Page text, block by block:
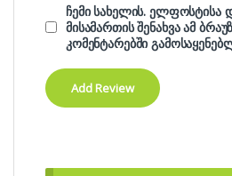
ჩემი სახელის. ელფოსტისა
მისამართის შენახვა ამ
კომენტარებში